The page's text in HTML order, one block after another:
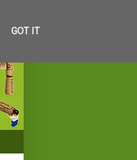
GOT IT